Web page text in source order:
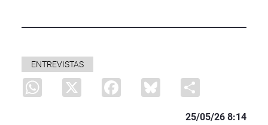
ENTREVISTAS
WhatsApp
X Facebook Bluesky
25/05/26 8:14